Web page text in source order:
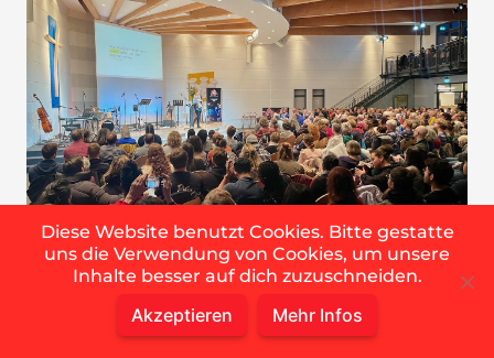
Möchtest du in deinem evangelistischen
Lebensstil neu motiviert und trainiert werden?
Dann komm an die monatlichen
Diese Website benutzt Cookies. Bitte gestatte
uns die Verwendung von Cookies, um unsere
Inhalte besser auf dich zuzuschneiden.
Akzeptieren Mehr Infos